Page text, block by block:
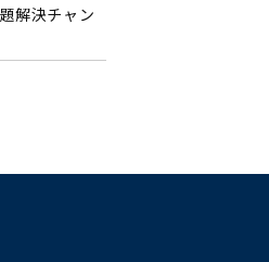
解決チャン